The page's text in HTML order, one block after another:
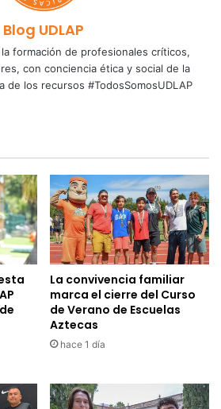
Blog UDLAP
formación de profesionales críticos,
con conciencia ética y social de la
de los recursos #TodosSomosUDLAP
La convivencia familiar
marca el cierre del Curso
de Verano de Escuelas
Aztecas
hace 1 día